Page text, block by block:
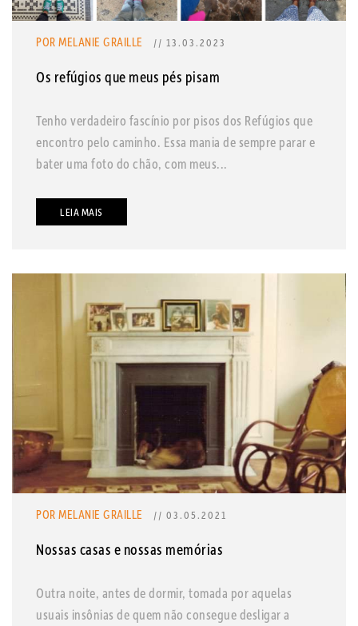
POR MELANIE GRAILLE // 13.03.2023
Os refúgios que meus pés pisam
Tenho verdadeiro fascínio por pisos dos Refúgios que
encontro pelo caminho. Essa mania de sempre parar e
bater uma foto do chão, com meus...
LEIA MAIS
POR MELANIE GRAILLE // 03.05.2021
Nossas casas e nossas memórias
Outra noite, antes de dormir, tomada por aquelas
usuais insônias de quem não consegue desligar a